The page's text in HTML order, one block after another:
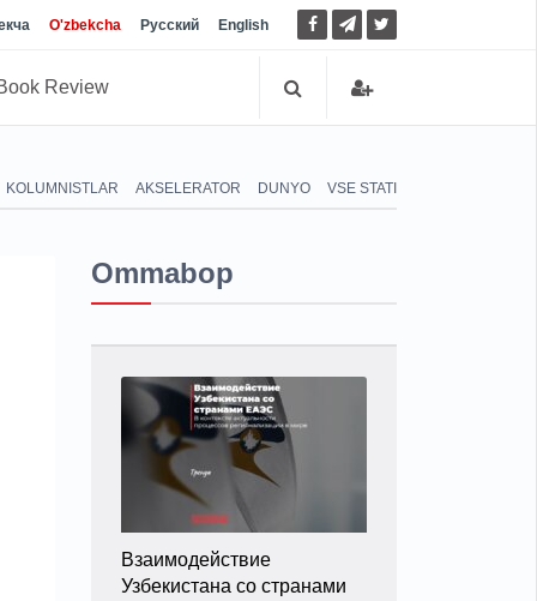
O'zbekcha Русский English
Review
KOLUMNISTLAR AKSELERATOR DUNYO VSE STATI
Ommabop
Взаимодействие
Узбекистана со странами